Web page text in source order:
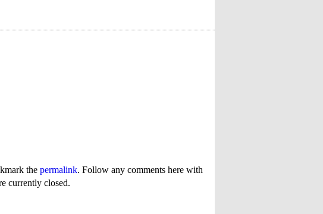
the permalink. Follow any comments here with
currently closed.